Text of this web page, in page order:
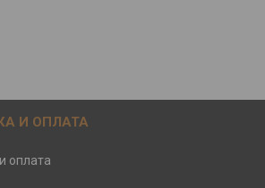
И ОПЛАТА
оплата